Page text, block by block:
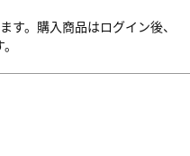
す。購入商品はログイン後、